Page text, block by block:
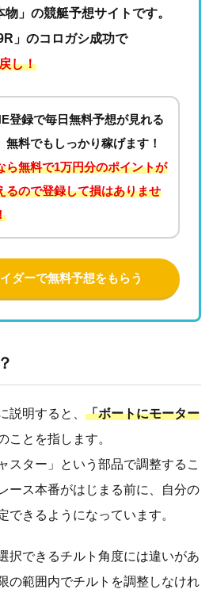
物」の競艇予想サイトです。
」のコロガシ成功で
し！
登録で毎日無料予想が見れる
無料でもしっかり稼げます！
ら無料で1万円分のポイントが
るので登録して損はありませ
ダーで無料予想をもらう
説明すると、 「ボートにモーター
ことを指します。
スター」という部品で調整するこ
ース本番がはじまる前に、自分の
できるようになっています。
択できるチルト角度には違いがあ
の範囲内でチルトを調整しなけれ